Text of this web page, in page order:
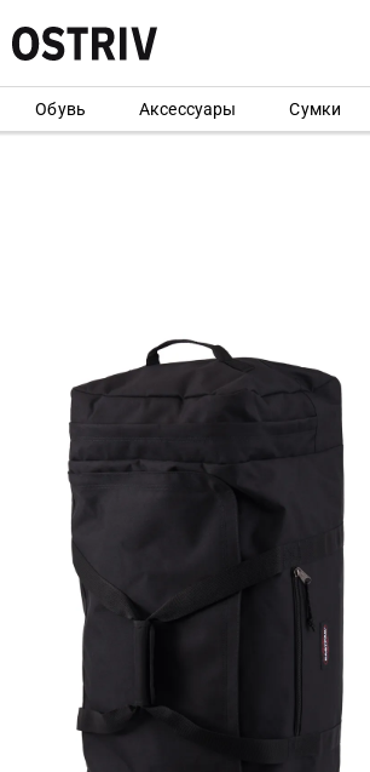
Обувь Аксессуары Сумки